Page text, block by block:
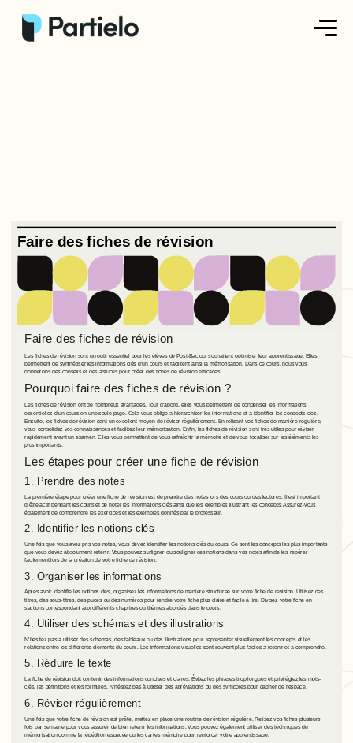
Se connecter
S'inscrire
Faire des fiches de révision
Faire des fiches de révision
Les fiches de révision sont un outil essentiel pour les élèves de Post-Bac qui souhaitent optimiser leur apprentissage. Elles
permettent de synthétiser les informations clés d'un cours et facilitent ainsi la mémorisation. Dans ce cours, nous vous
donnerons des conseils et des astuces pour créer des fiches de révision efficaces.
Pourquoi faire des fiches de révision ?
Les fiches de révision ont de nombreux avantages. Tout d'abord, elles vous permettent de condenser les informations
essentielles d'un cours en une seule page. Cela vous oblige à hiérarchiser les informations et à identifier les concepts clés.
Ensuite, les fiches de révision sont un excellent moyen de réviser régulièrement. En relisant vos fiches de manière régulière,
vous consolidez vos connaissances et facilitez leur mémorisation. Enfin, les fiches de révision sont très utiles pour réviser
rapidement avant un examen. Elles vous permettent de vous rafraîchir la mémoire et de vous focaliser sur les éléments les
plus importants.
Les étapes pour créer une fiche de révision
1. Prendre des notes
La première étape pour créer une fiche de révision est de prendre des notes lors des cours ou des lectures. Il est important
d'être actif pendant les cours et de noter les informations clés ainsi que les exemples illustrant les concepts. Assurez-vous
également de comprendre les exercices et les exemples donnés par le professeur.
2. Identifier les notions clés
Une fois que vous avez pris vos notes, vous devez identifier les notions clés du cours. Ce sont les concepts les plus importants
que vous devez absolument retenir. Vous pouvez surligner ou souligner ces notions dans vos notes afin de les repérer
facilement lors de la création de votre fiche de révision.
3. Organiser les informations
Après avoir identifié les notions clés, organisez les informations de manière structurée sur votre fiche de révision. Utilisez des
titres, des sous-titres, des puces ou des numéros pour rendre votre fiche plus claire et facile à lire. Divisez votre fiche en
sections correspondant aux différents chapitres ou thèmes abordés dans le cours.
4. Utiliser des schémas et des illustrations
N'hésitez pas à utiliser des schémas, des tableaux ou des illustrations pour représenter visuellement les concepts et les
relations entre les différents éléments du cours. Les informations visuelles sont souvent plus faciles à retenir et à comprendre.
5. Réduire le texte
La fiche de révision doit contenir des informations concises et claires. Évitez les phrases trop longues et privilégiez les mots-
clés, les définitions et les formules. N'hésitez pas à utiliser des abréviations ou des symboles pour gagner de l'espace.
6. Réviser régulièrement
Une fois que votre fiche de révision est prête, mettez en place une routine de révision régulière. Relisez vos fiches plusieurs
fois par semaine pour vous assurer de bien retenir les informations. Vous pouvez également utiliser des techniques de
mémorisation comme la répétition espacée ou les cartes mémoire pour renforcer votre apprentissage.